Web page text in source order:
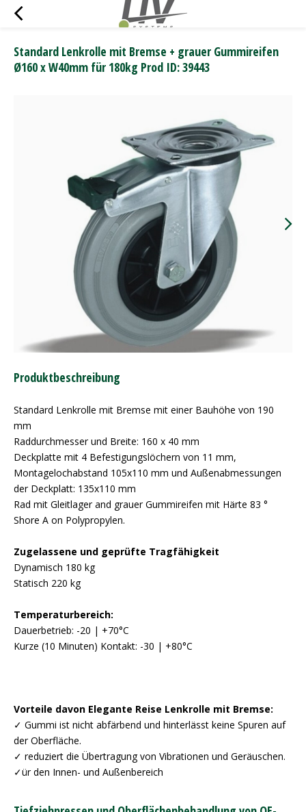
Standard Lenkrolle mit Bremse + grauer Gummireifen
Ø160 x W40mm für 180kg Prod ID: 39443
Produktbeschreibung
Standard Lenkrolle mit Bremse mit einer Bauhöhe von 190
mm
Raddurchmesser und Breite: 160 x 40 mm
Deckplatte mit 4 Befestigungslöchern von 11 mm,
Montagelochabstand 105x110 mm und Außenabmessungen
der Deckplatt: 135x110 mm
Rad mit Gleitlager and grauer Gummireifen mit Härte 83 °
Shore A on Polypropylen.
Zugelassene und geprüfte Tragfähigkeit
Dynamisch 180 kg
Statisch 220 kg
Temperaturbereich:
Dauerbetrieb: -20 | +70°C
Kurze (10 Minuten) Kontakt: -30 | +80°C
Vorteile davon Elegante Reise Lenkrolle mit Bremse:
✓ Gummi ist nicht abfärbend und hinterlässt keine Spuren auf
der Oberfläche.
✓ reduziert die Übertragung von Vibrationen und Geräuschen.
✓ür den Innen- und Außenbereich